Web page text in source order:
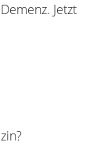
Jetzt